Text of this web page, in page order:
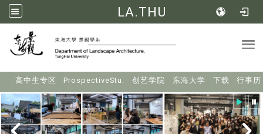
LA.THU
高中生专区 ProspectiveStu. 创艺学院 东海大学 下载 行事历